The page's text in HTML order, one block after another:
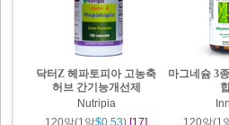
닥터Z 헤파토피아 고농축
허브 간기능개선제
Nutripia
120알(1알$0.53) [17]
마그네슘 3
120알(1